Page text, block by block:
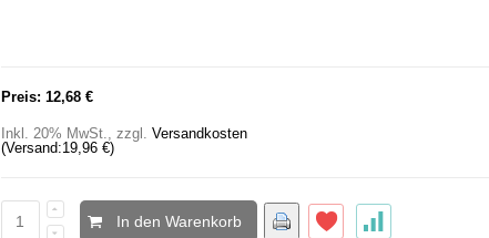
Preis: 12,68 €
Inkl. 20% MwSt., zzgl. Versandkosten
(Versand:19,96 €)
In den Warenkorb